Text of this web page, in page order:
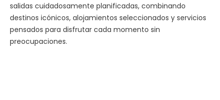
salidas cuidadosamente planificadas, combinando
destinos icónicos, alojamientos seleccionados y servicios
pensados para disfrutar cada momento sin
preocupaciones.